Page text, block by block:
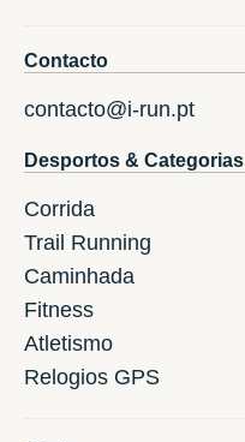
Contacto
contacto@i-run.pt
Desportos & Categorias
Corrida
Trail Running
Caminhada
Fitness
Atletismo
Relogios GPS